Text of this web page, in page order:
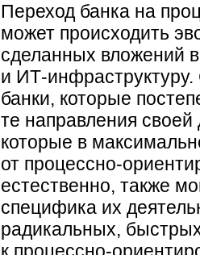
Переход банка на
может происходить
сделанных вложений
и ИТ-инфраструктуру.
банки, которые
те направления
которые в
от процессно-
естественно, также
специфика их
радикальных,